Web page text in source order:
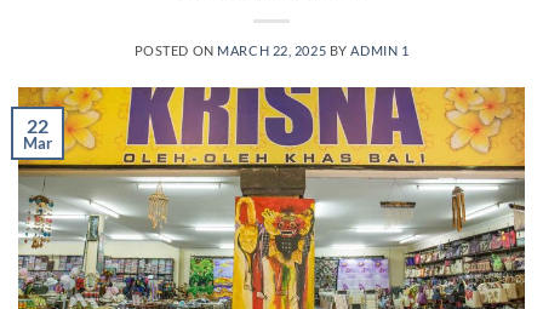
POSTED ON MARCH 22, 2025 BY ADMIN 1
22
Mar